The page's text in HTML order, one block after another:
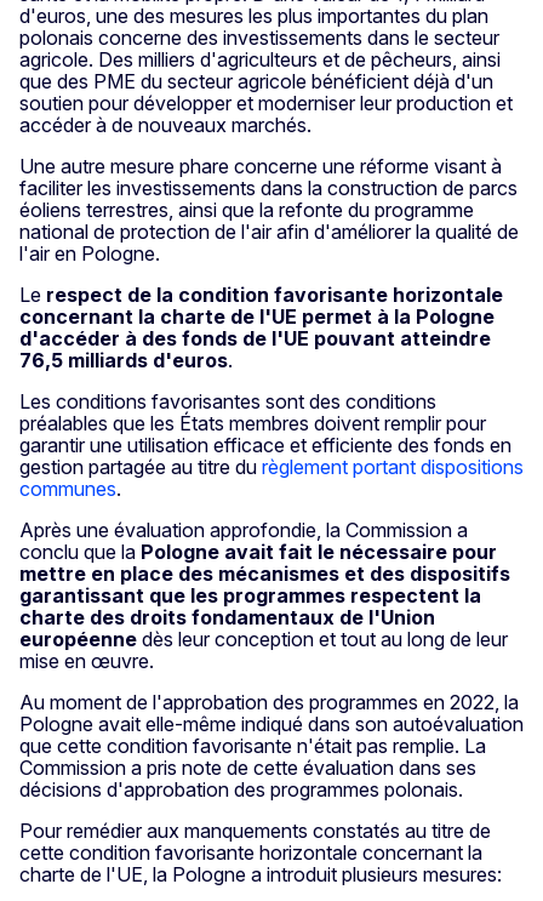
d'euros, une des mesures les plus importantes du plan
polonais concerne des investissements dans le secteur
agricole. Des milliers d'agriculteurs et de pêcheurs, ainsi
que des PME du secteur agricole bénéficient déjà d'un
soutien pour développer et moderniser leur production et
accéder à de nouveaux marchés.
Une autre mesure phare concerne une réforme visant à
faciliter les investissements dans la construction de parcs
éoliens terrestres, ainsi que la refonte du programme
national de protection de l'air afin d'améliorer la qualité de
l'air en Pologne.
Le respect de la condition favorisante horizontale
concernant la charte de l'UE permet à la Pologne
d'accéder à des fonds de l'UE pouvant atteindre
76,5 milliards d'euros.
Les conditions favorisantes sont des conditions
préalables que les États membres doivent remplir pour
garantir une utilisation efficace et efficiente des fonds en
gestion partagée au titre du règlement portant dispositions
communes.
Après une évaluation approfondie, la Commission a
conclu que la Pologne avait fait le nécessaire pour
mettre en place des mécanismes et des dispositifs
garantissant que les programmes respectent la
charte des droits fondamentaux de l'Union
européenne dès leur conception et tout au long de leur
mise en œuvre.
Au moment de l'approbation des programmes en 2022, la
Pologne avait elle-même indiqué dans son autoévaluation
que cette condition favorisante n'était pas remplie. La
Commission a pris note de cette évaluation dans ses
décisions d'approbation des programmes polonais.
Pour remédier aux manquements constatés au titre de
cette condition favorisante horizontale concernant la
charte de l'UE, la Pologne a introduit plusieurs mesures: